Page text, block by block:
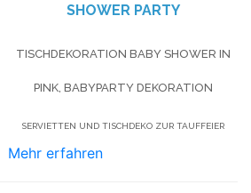
SHOWER PARTY
TISCHDEKORATION BABY SHOWER IN
PINK, BABYPARTY DEKORATION
SERVIETTEN UND TISCHDEKO ZUR TAUFFEIER
Mehr erfahren